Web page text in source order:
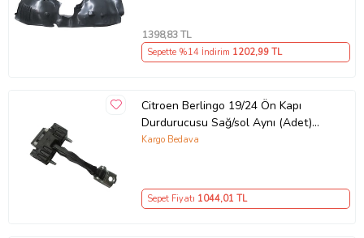
1398,83 TL
Sepette %14 İndirim 1202,99 TL
Citroen Berlingo 19/24 Ön Kapı
Durdurucusu Sağ/sol Aynı (Adet)
(Kapı Gergi·si·)
Kargo Bedava
Sepet Fiyatı 1044,01 TL